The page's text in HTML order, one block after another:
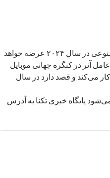
آنر اعلام کرد یک گوشی تاشو عمودی با ویژگی‌های هوش مصنوعی در سال ۲۰۲۴ عرضه خواهد
آنر در کنگره جهانی موبایل
می‌کند و قصد دارد در سال
پایگاه خبری تکنا به آدرس